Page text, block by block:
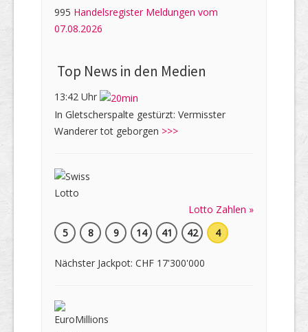
995 Handelsregister Meldungen vom
07.08.2026
Top News in den Medien
13:42 Uhr
In Gletscherspalte gestürzt: Vermisster
Wanderer tot geborgen >>>
Lotto Zahlen »
5
8 9 14 41 42 4
Nächster Jackpot: CHF 17'300'000